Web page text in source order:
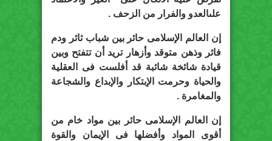
علىالعدو والفرار من الزحف .
إن العالم الإسلامى حائر بين شباب ثائر ودم
فائر وذهن متوقد وأزهار تريد أن تتفتح وبين
قيادة شائخة شائبة قد أفلست فى العقلية
والحياة وحرمت الإبتكار والإبداع والشجاعة
والمغامرة .
إن العالم الإسلامى حائر بين مواد خام من
أقوى المواد وأفضلها فى الإيمان والقوة